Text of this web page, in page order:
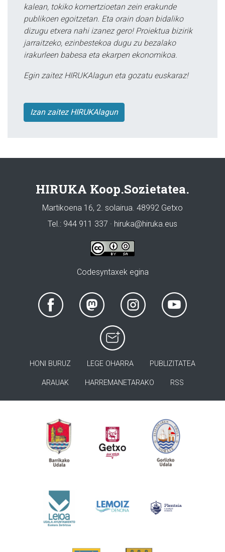
kalean, tokiko komertzioetan zein erakunde
publikoen egoitzetan. Eta orain doan bidaliko
dizugu etxera nahi izanez gero! Proiektua bizirik
jarraitzeko, ezinbestekoa dugu zu bezalako
irakurleen babesa eta ekarpen ekonomikoa.
Egin zaitez HIRUKAlagun eta gozatu euskaraz!
Izan zaitez HIRUKAlagun
HIRUKA Koop.Sozietatea.
Martikoena 16, 2. solairua. 48992 Getxo
Tel.: 944 911 337 · hiruka@hiruka.eus
Codesyntaxek egina
HONI BURUZ LEGE OHARRA PUBLIZITATEA
ARAUAK HARREMANETARAKO RSS